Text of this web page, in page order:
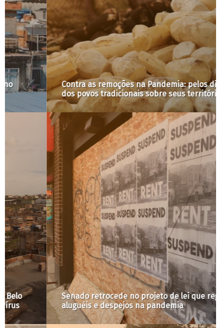
Contra as remoções na Pandemia: pelos direitos
dos povos tradicionais sobre seus territórios
Senado retrocede no projeto de lei que regula
aluguéis e despejos na pandemia